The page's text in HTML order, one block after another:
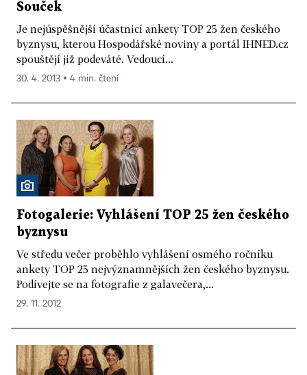
Souček
Je nejúspěšnější účastnicí ankety TOP 25 žen českého
byznysu, kterou Hospodářské noviny a portál IHNED.cz
spouštějí již podeváté. Vedoucí...
30. 4. 2013 ▪ 4 min. čtení
Fotogalerie: Vyhlášení TOP 25 žen českého
byznysu
Ve středu večer proběhlo vyhlášení osmého ročníku
ankety TOP 25 nejvýznamnějších žen českého byznysu.
Podívejte se na fotografie z galavečera,...
29. 11. 2012